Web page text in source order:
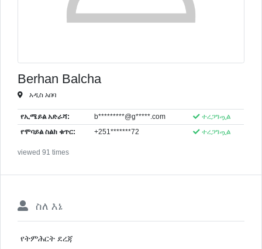
Berhan Balcha
አዲስ አበባ
የኢሜይል አድራሻ: b*********@g*****.com ተረጋግጧል
የሞባይል ስልክ ቁጥር: +251*******72 ተረጋግጧል
viewed 91 times
ስለ እኔ
የትምሕርት ደረጃ